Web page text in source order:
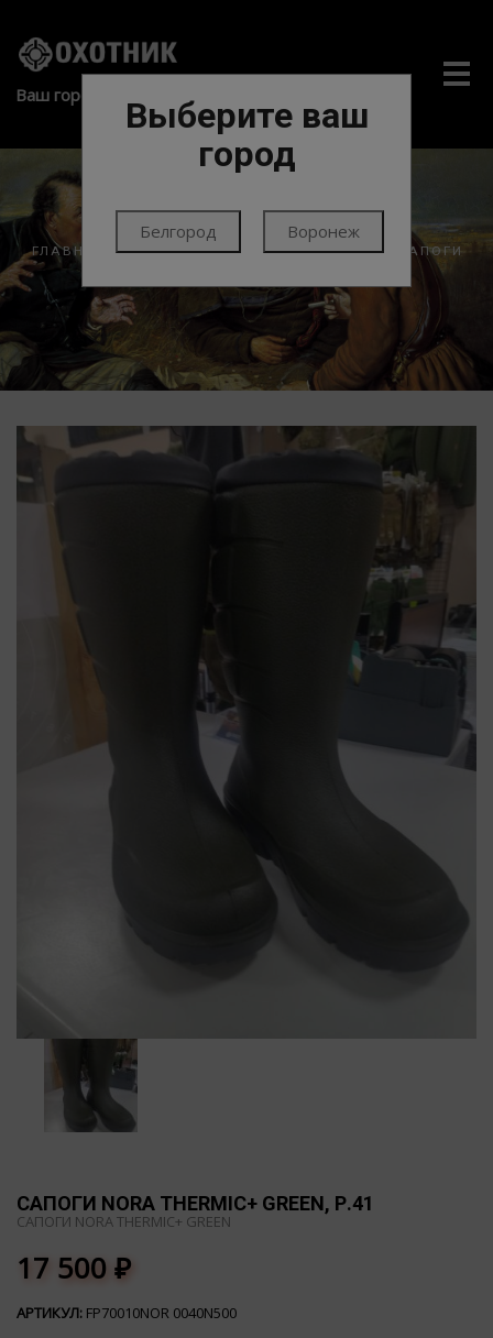
Ваш город:
Выберите ваш
город
Белгород Воронеж
ГЛАВНАЯ ЭКИПИРОВКА ОБУВЬ САПОГИ
САПОГИ
САПОГИ NORA THERMIC+ GREEN, Р.41
САПОГИ NORA THERMIC+ GREEN
17 500₽
АРТИКУЛ: FP70010NOR 0040N500